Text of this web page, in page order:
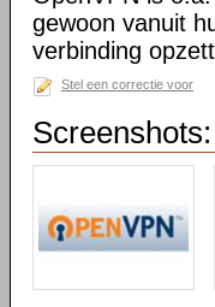
gewoon vanuit
verbinding
Stel een correctie voor
Screenshots: